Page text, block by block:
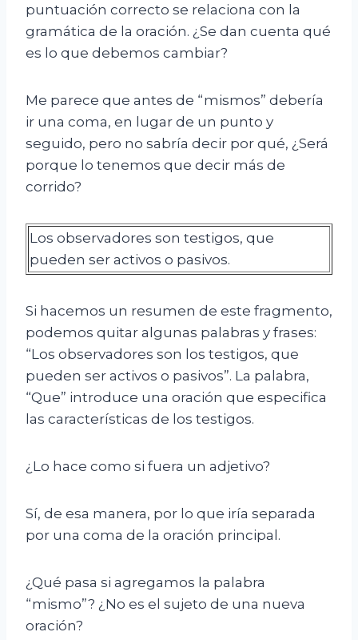
puntuación correcto se relaciona con la
gramática de la oración. ¿Se dan cuenta qué
es lo que debemos cambiar?
Me parece que antes de “mismos” debería
ir una coma, en lugar de un punto y
seguido, pero no sabría decir por qué, ¿Será
porque lo tenemos que decir más de
corrido?
Los observadores son testigos, que
pueden ser activos o pasivos.
Si hacemos un resumen de este fragmento,
podemos quitar algunas palabras y frases:
“Los observadores son los testigos, que
pueden ser activos o pasivos”. La palabra,
“Que” introduce una oración que especifica
las características de los testigos.
¿Lo hace como si fuera un adjetivo?
Sí, de esa manera, por lo que iría separada
por una coma de la oración principal.
¿Qué pasa si agregamos la palabra
“mismo”? ¿No es el sujeto de una nueva
oración?